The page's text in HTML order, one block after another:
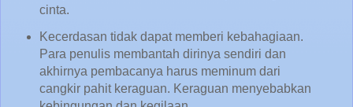
cinta.
Kecerdasan tidak dapat memberi kebahagiaan.
Para penulis membantah dirinya sendiri dan
akhirnya pembacanya harus meminum dari
cangkir pahit keraguan. Keraguan menyebabkan